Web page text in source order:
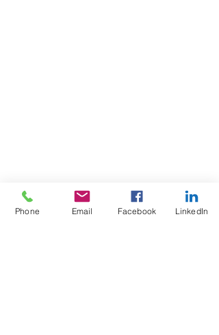
Phone Email Facebook LinkedIn